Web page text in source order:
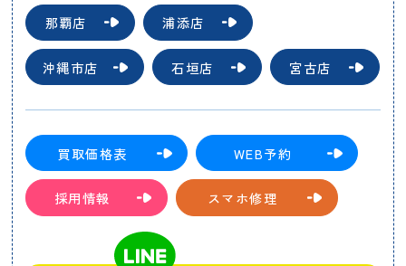
那覇店 浦添店
沖縄市店 石垣店 宮古店
買取価格表 WEB予約
採用情報 スマホ修理